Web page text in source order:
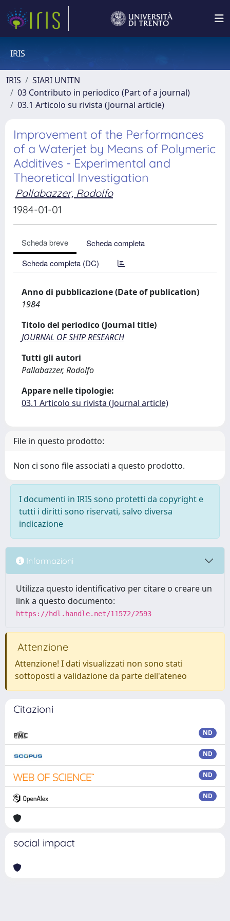
IRIS
IRIS
SIARI UNITN
03 Contributo in periodico (Part of a journal)
03.1 Articolo su rivista (Journal article)
Improvement of the Performances
of a Waterjet by Means of Polymeric
Additives - Experimental and
Theoretical Investigation
Pallabazzer, Rodolfo
1984-01-01
Scheda breve
Scheda completa
Scheda completa (DC)
Anno di pubblicazione (Date of publication)
1984
Titolo del periodico (Journal title)
JOURNAL OF SHIP RESEARCH
Tutti gli autori
Pallabazzer, Rodolfo
Appare nelle tipologie:
03.1 Articolo su rivista (Journal article)
File in questo prodotto:
Non ci sono file associati a questo prodotto.
I documenti in IRIS sono protetti da copyright e
tutti i diritti sono riservati, salvo diversa
indicazione
Informazioni
Utilizza questo identificativo per citare o creare un
link a questo documento:
https://hdl.handle.net/11572/2593
Attenzione
Attenzione! I dati visualizzati non sono stati
sottoposti a validazione da parte dell'ateneo
Citazioni
ND
ND
ND
ND
social impact